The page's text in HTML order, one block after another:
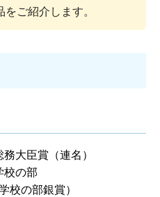
ご紹介します。
大臣賞（連名）
校の部
校の部銀賞）